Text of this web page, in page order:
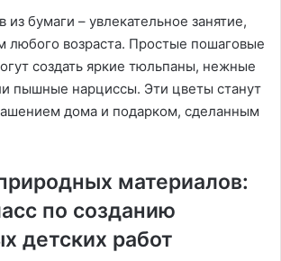
из бумаги – увлекательное занятие,
любого возраста. Простые пошаговые
создать яркие тюльпаны, нежные
пышные нарциссы. Эти цветы станут
дома и подарком, сделанным
материалов:
по созданию
детских работ